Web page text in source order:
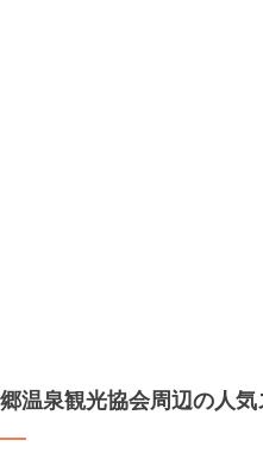
温泉観光協会周辺の人気